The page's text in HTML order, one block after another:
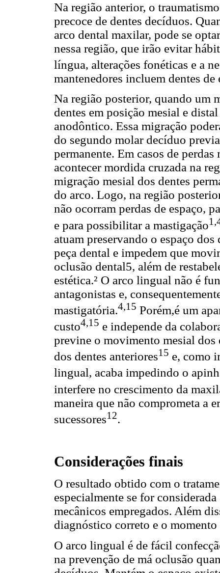
Na região anterior, o
precoce de dentes decíduos.
arco dental maxilar, pode se
nessa região, que irão evitar
língua, alterações fonéticas e a
mantenedores incluem dentes de
Na região posterior, quando um
dentes em posição mesial e
anodôntico. Essa migração
do segundo molar decíduo
permanente. Em casos de
acontecer mordida cruzada na
migração mesial dos dentes
do arco. Logo, na região
não ocorram perdas de espaço,
e para possibilitar a mastigação
atuam preservando o espaço
peça dental e impedem que
oclusão dental5, além de
estética.² O arco lingual não é
antagonistas e,
mastigatória.4,15 Porém,é um
custo4,15 e independe da
previne o movimento mesial
dos dentes anteriores15 e, como
lingual, acaba impedindo o
interfere no crescimento da
maneira que não comprometa a
sucessores12.
Considerações finais
O resultado obtido com o
especialmente se for
mecânicos empregados. Além
diagnóstico correto e o
O arco lingual é de fácil
na prevenção de má oclusão